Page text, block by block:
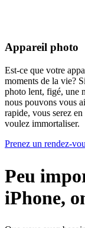
Appareil photo
Est-ce que votre
moments de la vie?
photo lent, figé, une
nous pouvons vous
rapide, vous serez
voulez immortaliser.
Prenez un rendez-
Peu
iPhone,